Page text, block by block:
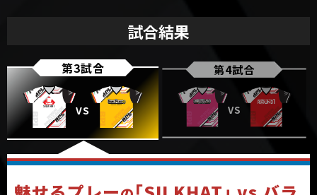
試合結果
第3試合 第4試合